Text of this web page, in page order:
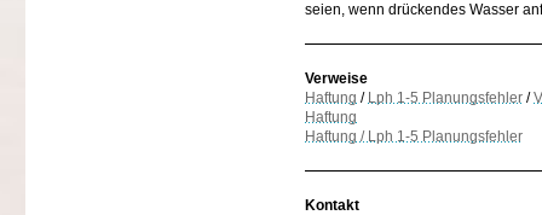
seien, wenn drückendes Wasser
Verweise
Haftung / Lph 1-5 Planungsfehler /
Haftung
Haftung / Lph 1-5 Planungsfehler
Kontakt